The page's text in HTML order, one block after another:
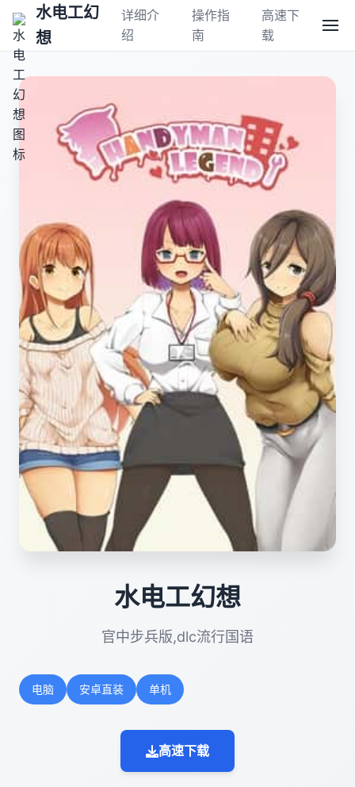
水电工幻
想
详细介
绍
操作指
南
高速下
载
水电工幻想
官中步兵版,dlc流行国语
电脑 安卓直装 单机
高速下载